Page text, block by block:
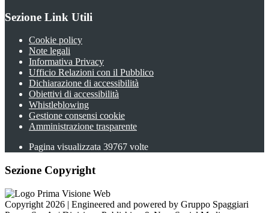
Sezione Link Utili
Cookie policy
Note legali
Informativa Privacy
Ufficio Relazioni con il Pubblico
Dichiarazione di accessibilità
Obiettivi di accessibilità
Whistleblowing
Gestione consensi cookie
Amministrazione trasparente
Pagina visualizzata 39767 volte
Sezione Copyright
Copyright 2026 | Engineered and powered by Gruppo Spaggiari